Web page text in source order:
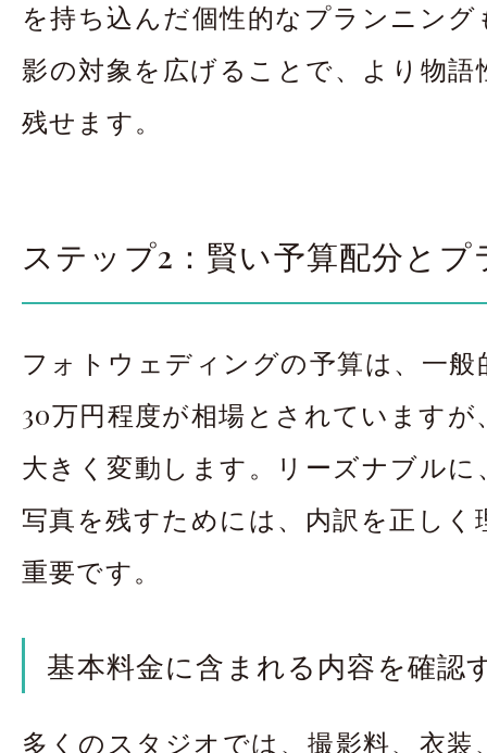
を持ち込んだ個性的なプランニング
影の対象を広げることで、より物語
残せます。
ステップ2：賢い予算配分とプ
フォトウェディングの予算は、一般
30万円程度が相場とされています
大きく変動します。リーズナブルに
写真を残すためには、内訳を正しく
重要です。
基本料金に含まれる内容を確認
多くのスタジオでは、撮影料、衣装